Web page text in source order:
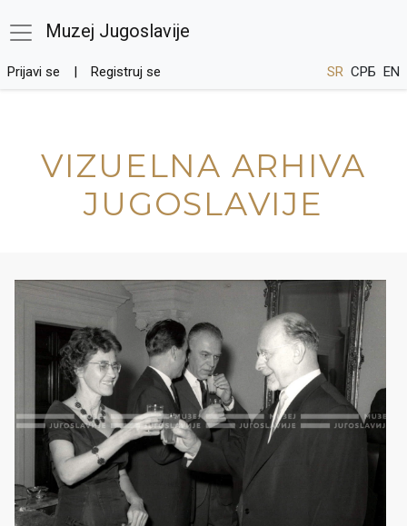
Muzej Jugoslavije
Prijavi se Registruj se SR СРБ EN
VIZUELNA ARHIVA
JUGOSLAVIJE